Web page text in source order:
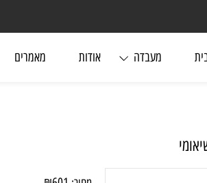
מעבדה אודות מאמרים